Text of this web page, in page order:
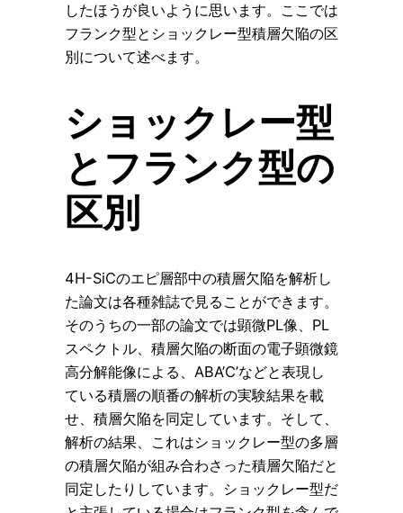
したほうが良いように思います。ここでは
フランク型とショックレー型積層欠陥の区
別について述べます。
ショックレー型
とフランク型の
区別
4H-SiCのエピ層部中の積層欠陥を解析し
た論文は各種雑誌で見ることができます。
そのうちの一部の論文では顕微PL像、PL
スペクトル、積層欠陥の断面の電子顕微鏡
高分解能像による、ABA’C’などと表現し
ている積層の順番の解析の実験結果を載
せ、積層欠陥を同定しています。そして、
解析の結果、これはショックレー型の多層
の積層欠陥が組み合わさった積層欠陥だと
同定したりしています。ショックレー型だ